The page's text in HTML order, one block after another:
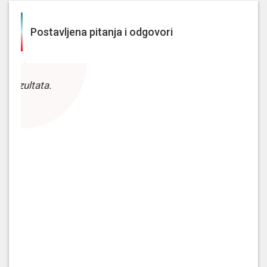
Postavljena pitanja i odgovori
rezultata.